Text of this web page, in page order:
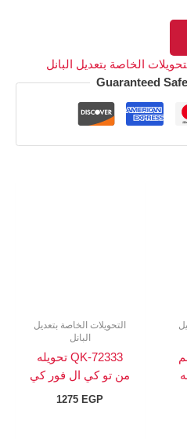
الخاصة بتعديل البانل
Guaranteed
التحويلات الخاصة بتعديل
البانل
QK-72333 تحويله
من تو كي ال فور كي
1275 EGP